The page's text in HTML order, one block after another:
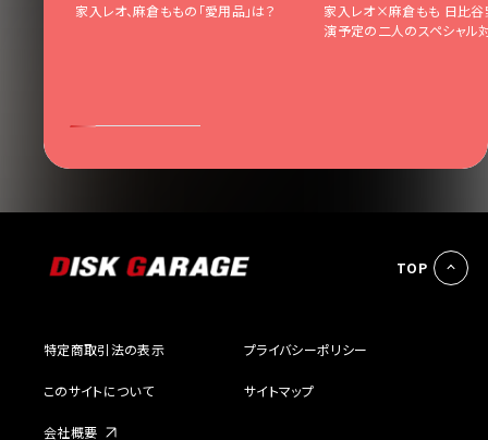
家入レオ、麻倉ももの「愛用品」は？
家入レオ×麻倉もも 日比谷
演予定の二人のスペシャル
TOP
特定商取引法の表示 プライバシーポリシー
このサイトについて サイトマップ
会社概要